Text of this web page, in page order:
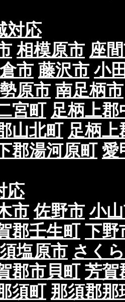
対応
相模原市 座
市 藤沢市 小
原市 南足柄市
宮町 足柄上郡
山北町 足柄上
郡湯河原町 愛
応
市 佐野市 小
郡壬生町 下野
塩原市 さく
郡市貝町 芳賀
須町 那須郡那